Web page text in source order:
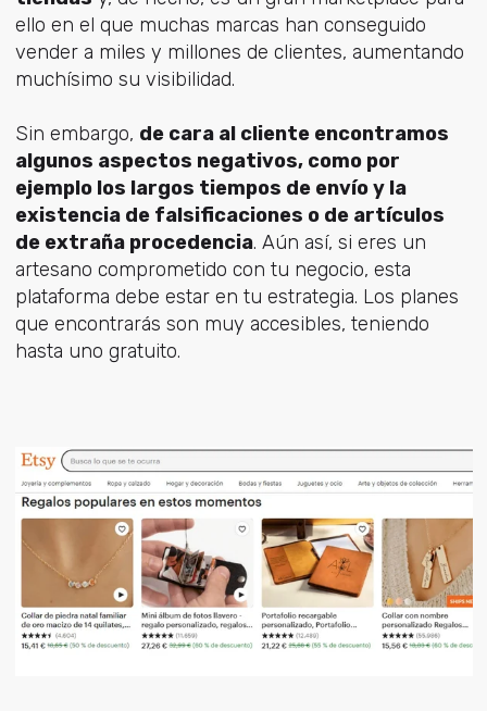
ello en el que muchas marcas han conseguido
vender a miles y millones de clientes, aumentando
muchísimo su visibilidad.
Sin embargo, de cara al cliente encontramos
algunos aspectos negativos, como por
ejemplo los largos tiempos de envío y la
existencia de falsificaciones o de artículos
de extraña procedencia. Aún así, si eres un
artesano comprometido con tu negocio, esta
plataforma debe estar en tu estrategia. Los planes
que encontrarás son muy accesibles, teniendo
hasta uno gratuito.